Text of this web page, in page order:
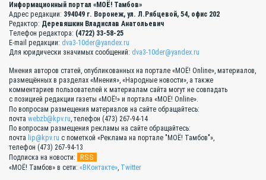
Информационный портал «МОЁ! Тамбов»
Адрес редакции: 394049 г. Воронеж, ул. Л.Рябцевой, 54, офис 202
Редактор: Деревяшкин Владислав Анатольевич
Телефон редактора: (4722) 33-58-25
E-mail редакции: dva3-10der@yandex.ru
Для юридически значимых сообщений: dva3-10der@yandex.ru
Мнения авторов статей, опубликованных на портале «МОЁ! Online», материалов,
размещённых в разделах «Мнения», «Народные новости», а также
комментариев пользователей к материалам сайта могут не совпадать
с позицией редакции газеты «МОЁ!» и портала «МОЁ! Online».
По вопросам размещения материалов на сайте обращайтесь:
почта webzb@kpv.ru, телефон (473) 267-94-14
По вопросам размещения рекламы на сайте обращайтесь:
почта lip@kpv.ru с пометкой «Реклама на портале "МОЁ! Тамбов"»,
телефон (473) 267-94-13
Подписка на новости:
RSS
«МОЁ! Тамбов» в сети: «ВКонтакте», Twitter